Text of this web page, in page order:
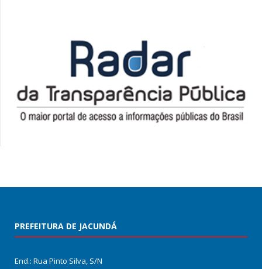
PREFEITURA DE JACUNDÁ
End.: Rua Pinto Silva, S/N